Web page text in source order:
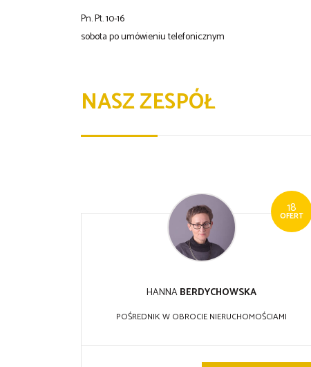
Pn. Pt. 10-16
sobota po umówieniu telefonicznym
NASZ ZESPÓŁ
18
OFERT
HANNABERDYCHOWSKA
POŚREDNIK W OBROCIE NIERUCHOMOŚCIAMI